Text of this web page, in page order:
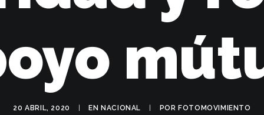
20 ABRIL, 2020 EN NACIONAL POR FOTOMOVIMIENTO